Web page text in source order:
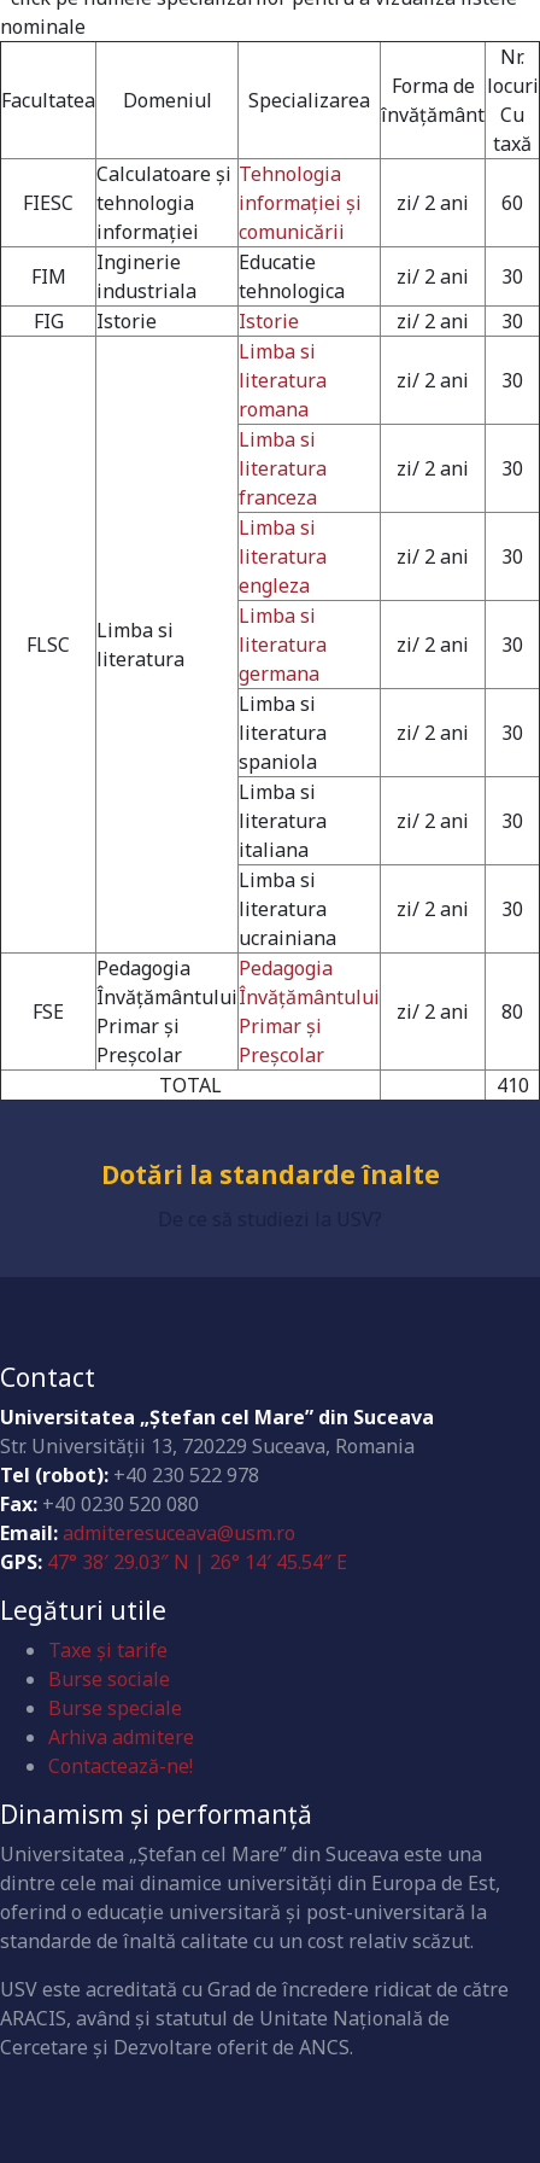
nominale
Facultatea Domeniul Specializarea
Forma de
învățământ
Nr.
locuri
Cu
taxă
FIESC
Calculatoare și
tehnologia
informației
Tehnologia
informației și
comunicării
zi/ 2 ani 60
FIM
Inginerie
industriala
Educatie
tehnologica
zi/ 2 ani
30
FIG
Istorie Istorie zi/ 2 ani 30
FLSC
Limba si
literatura
Limba si
literatura
romana
zi/ 2 ani 30
Limba si
literatura
franceza
zi/ 2 ani 30
Limba si
literatura
engleza
zi/ 2 ani 30
Limba si
literatura
germana
zi/ 2 ani 30
Limba si
literatura
spaniola
zi/ 2 ani 30
Limba si
literatura
italiana
zi/ 2 ani 30
Limba si
literatura
ucrainiana
zi/ 2 ani 30
FSE
Pedagogia
Învăţământului
Primar şi
Preşcolar
Pedagogia
Învăţământului
Primar şi
Preşcolar
zi/ 2 ani 80
TOTAL 410
Universitate acreditată
Grad de încredere ridicat
Dotări la standarde înalte
Contact
Universitatea „Ştefan cel Mare” din Suceava
Str. Universităţii 13, 720229 Suceava, Romania
Tel (robot): +40 230 522 978
Fax: +40 0230 520 080
Email:admiteresuceava@usm.ro
GPS: 47° 38′ 29.03″ N | 26° 14′ 45.54″ E
Legături utile
Taxe și tarife
Burse sociale
Burse speciale
Arhiva admitere
Contactează-ne!
Dinamism și performanță
Universitatea „Ştefan cel Mare” din Suceava este una
dintre cele mai dinamice universităţi din Europa de Est,
oferind o educaţie universitară şi post-universitară la
standarde de înaltă calitate cu un cost relativ scăzut.
USV este acreditată cu Grad de încredere ridicat de către
ARACIS, având şi statutul de Unitate Naţională de
Cercetare şi Dezvoltare oferit de ANCS.